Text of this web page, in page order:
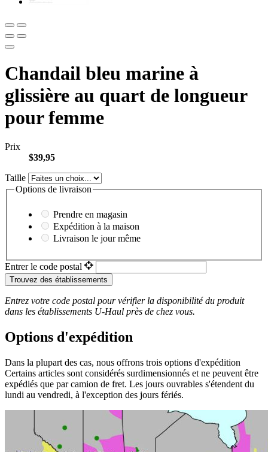
Chandail bleu marine à
glissière au quart de longueur
pour femme
Prix
$39,95
Taille
Options de livraison
Prendre en magasin
Expédition à la maison
Livraison le jour même
Entrer le code postal
Trouvez des établissements
Entrez votre code postal pour vérifier la disponibilité du produit
dans les établissements U-Haul près de chez vous.
Options d'expédition
Dans la plupart des cas, nous offrons trois options d'expédition
Certains articles sont considérés surdimensionnés et ne peuvent être
expédiés que par camion de fret. Les jours ouvrables s'étendent du
lundi au vendredi, à l'exception des jours fériés.